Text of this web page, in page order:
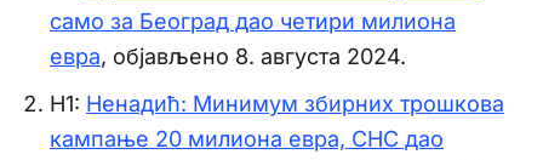
само за Београд дао четири милиона
евра, објављено 8. августа 2024.
Н1: Ненадић: Минимум збирних трошкова
кампање 20 милиона евра, СНС дао